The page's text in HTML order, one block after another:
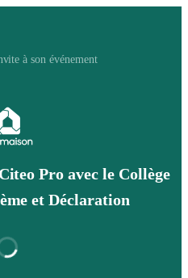
à son événement
Pro avec le Collège
et Déclaration